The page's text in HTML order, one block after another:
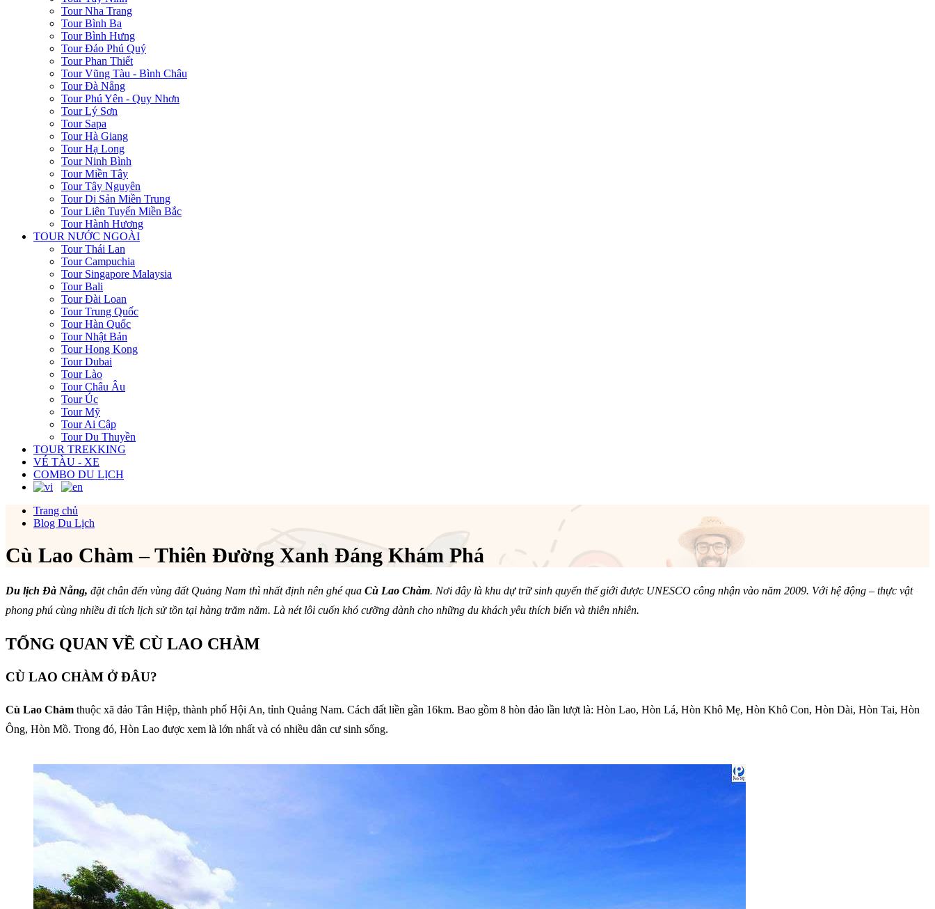
Tour Nha Trang
Tour Bình Ba
Tour Bình Hưng
Tour Đảo Phú Quý
Tour Phan Thiết
Tour Vũng Tàu - Bình Châu
Tour Đà Nẵng
Tour Phú Yên - Quy Nhơn
Tour Lý Sơn
Tour Sapa
Tour Hà Giang
Tour Hạ Long
Tour Ninh Bình
Tour Miền Tây
Tour Tây Nguyên
Tour Di Sản Miền Trung
Tour Liên Tuyến Miền Bắc
Tour Hành Hương
TOUR NƯỚC NGOÀI
Tour Thái Lan
Tour Campuchia
Tour Singapore Malaysia
Tour Bali
Tour Đài Loan
Tour Trung Quốc
Tour Hàn Quốc
Tour Nhật Bản
Tour Hong Kong
Tour Dubai
Tour Lào
Tour Châu Âu
Tour Úc
Tour Mỹ
Tour Ai Cập
Tour Du Thuyền
TOUR TREKKING
VÉ TÀU - XE
COMBO DU LỊCH
Trang chủ
Blog Du Lịch
Cù Lao Chàm – Thiên Đường Xanh Đáng Khám Phá
Du lịch Đà Nẵng, đặt chân đến vùng đất Quảng Nam thì nhất định nên ghé qua Cù Lao Chàm. Nơi đây là khu dự trữ sinh quyển thế giới được UNESCO công nhận vào năm 2009. Với hệ động – thực vật
phong phú cùng nhiều di tích lịch sử tồn tại hàng trăm năm. Là nét lôi cuốn khó cưỡng dành cho những du khách yêu thích biển và thiên nhiên.
TỔNG QUAN VỀ CÙ LAO CHÀM
CÙ LAO CHÀM Ở ĐÂU?
Cù Lao Chàm thuộc xã đảo Tân Hiệp, thành phố Hội An, tỉnh Quảng Nam. Cách đất liền gần 16km. Bao gồm 8 hòn đảo lần lượt là: Hòn Lao, Hòn Lá, Hòn Khô Mẹ, Hòn Khô Con, Hòn Dài, Hòn Tai, Hòn
Ông, Hòn Mồ. Trong đó, Hòn Lao được xem là lớn nhất và có nhiều dân cư sinh sống.